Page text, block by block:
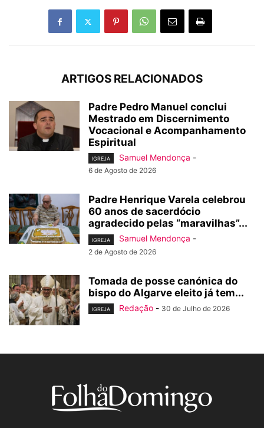
ARTIGOS RELACIONADOS
Padre Pedro Manuel conclui
Mestrado em Discernimento
Vocacional e Acompanhamento
Espiritual
IGREJA Samuel Mendonça -
6 de Agosto de 2026
Padre Henrique Varela celebrou
60 anos de sacerdócio
agradecido pelas “maravilhas”...
IGREJA Samuel Mendonça -
2 de Agosto de 2026
Tomada de posse canónica do
bispo do Algarve eleito já tem...
IGREJA Redação - 30 de Julho de 2026